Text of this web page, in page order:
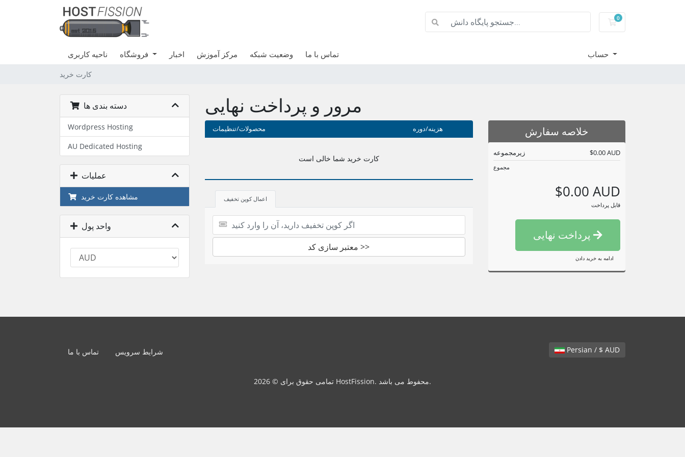
0
کارت خرید
ناحیه کاربری اخبار مرکز آموزش وضعیت شبکه تماس با ما
کارت خرید
دسته بندی ها
Wordpress Hosting
AU Dedicated Hosting
عملیات
مشاهده کارت خرید
واحد پول
مرور و پرداخت نهایی
محصولات/تنظیمات هزینه/دوره
کارت خرید شما خالی است
اعمال کوپن تخفیف
معتبر سازی کد >>
خلاصه سفارش
زیرمجموعه $0.00 AUD
مجموع
$0.00 AUD
قابل پرداخت
ادامه به خرید دادن
Persian / $ AUD تماس با ما شرایط سرویس
تمامی حقوق برای © 2026 HostFission. محفوط می باشد.